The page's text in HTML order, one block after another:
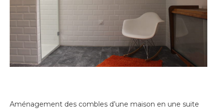
Aménagement des combles d’une maison en une suite